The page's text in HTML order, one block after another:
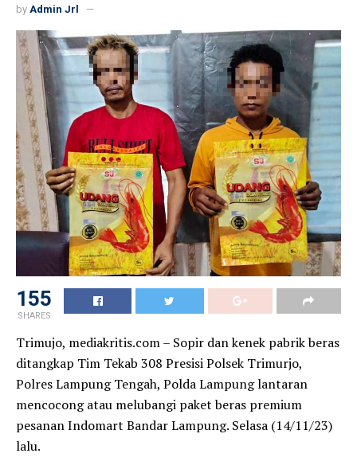
by Admin Jrl
155
SHARES
Trimujo, mediakritis.com – Sopir dan kenek pabrik beras
ditangkap Tim Tekab 308 Presisi Polsek Trimurjo,
Polres Lampung Tengah, Polda Lampung lantaran
mencocong atau melubangi paket beras premium
pesanan Indomart Bandar Lampung. Selasa (14/11/23)
lalu.